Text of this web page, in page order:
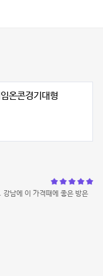
온콘경기대형
강남에 이 가격때에 좋은 방은